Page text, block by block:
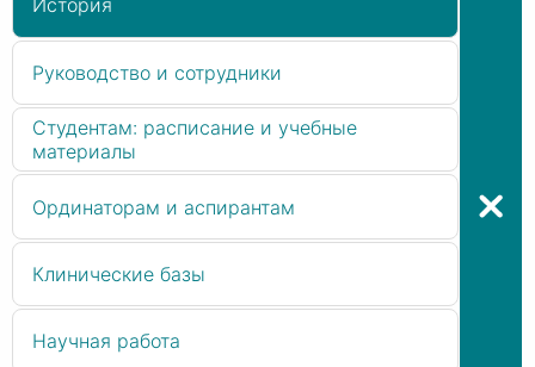
История
Руководство и сотрудники
Студентам: расписание и учебные
материалы
Ординаторам и аспирантам
Клинические базы
Научная работа